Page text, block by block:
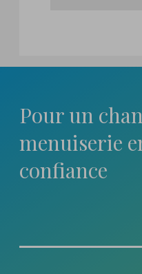
Pour un
menuiserie
confiance